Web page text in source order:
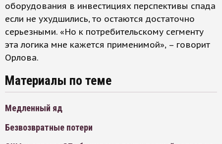
оборудования в инвестициях перспективы спада
если не ухудшились, то остаются достаточно
серьезными. «Но к потребительскому сегменту
эта логика мне кажется применимой», – говорит
Орлова.
Материалы по теме
Медленный яд
Безвозвратные потери